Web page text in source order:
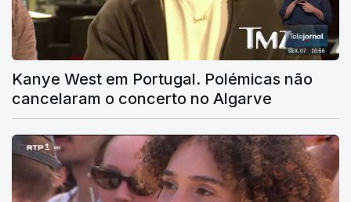
Kanye West em Portugal. Polémicas não
cancelaram o concerto no Algarve